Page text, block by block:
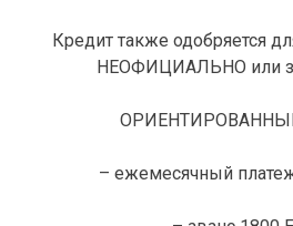
Кредит также одобряется
НЕОФИЦИАЛЬНО или
– ежемесячный